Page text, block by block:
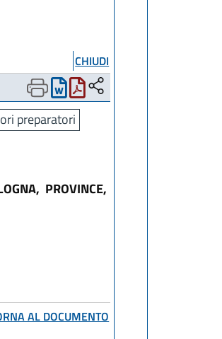
CHIUDI
preparatori
PROVINCE,
AL DOCUMENTO